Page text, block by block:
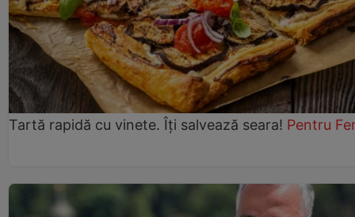
Tartă rapidă cu vinete. Îți salvează seara! Pentru